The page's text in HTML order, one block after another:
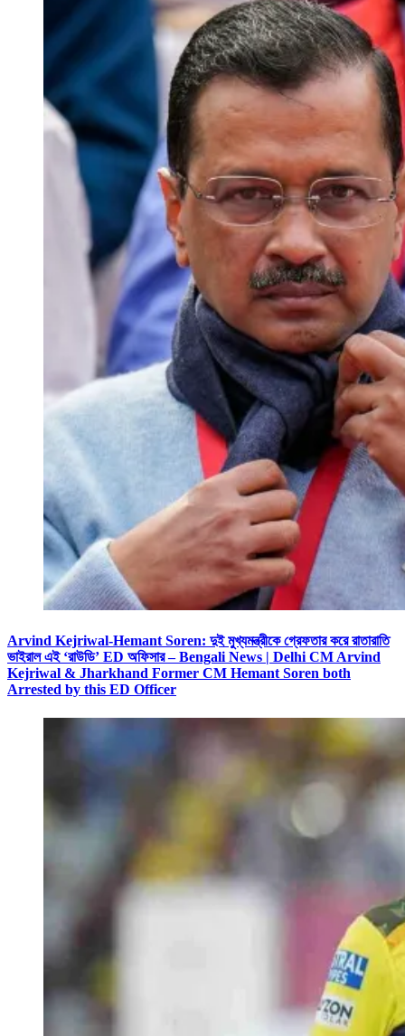
Arvind Kejriwal-Hemant Soren: দুই মুখ্যমন্ত্রীকে গ্রেফতার করে রাতারাতি
ভাইরাল এই ‘রাউডি’ ED অফিসার – Bengali News | Delhi CM Arvind
Kejriwal & Jharkhand Former CM Hemant Soren both
Arrested by this ED Officer